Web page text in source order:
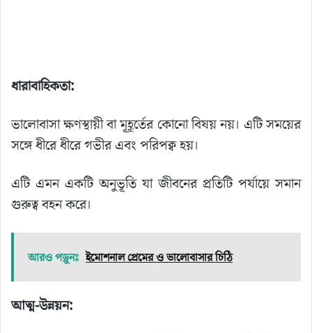
ধারাবাহিকতা:
ভালোবাসা ক্ষণস্থায়ী বা মূহূর্তের কোনো বিষয় নয়। এটি সময়ের
সঙ্গে ধীরে ধীরে গভীর এবং পরিপক্ব হয়।
এটি এমন একটি অনুভূতি যা জীবনের প্রতিটি পর্যায়ে সমান
গুরুত্ব বহন করে।
আরও পড়ুনঃ ইমোশনাল প্রেমের ও ভালোবাসার চিঠি
আত্ম-উন্নয়ন: